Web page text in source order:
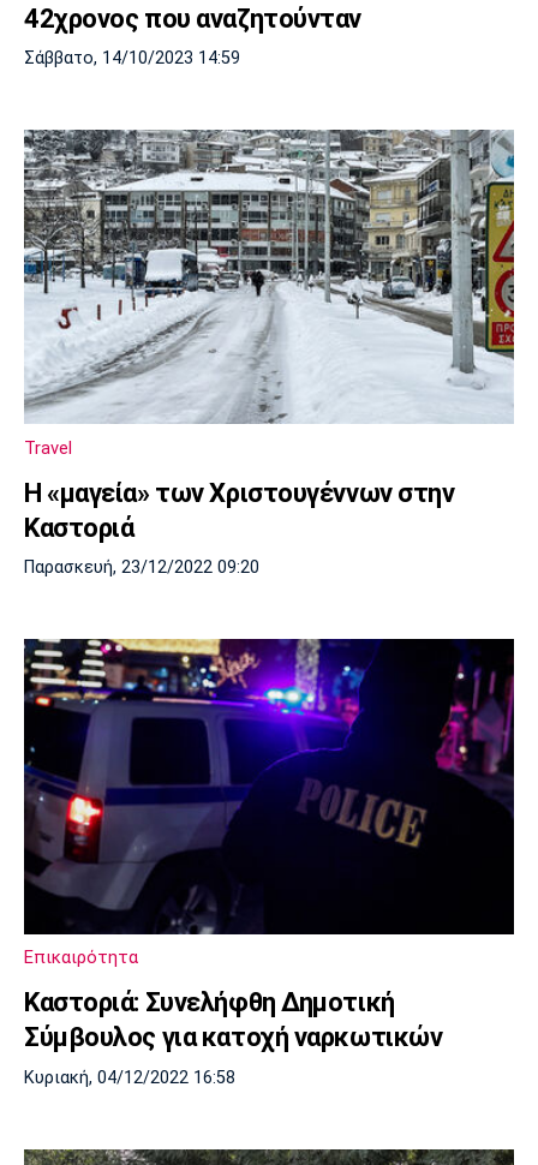
42χρονος που αναζητούνταν
Σάββατο, 14/10/2023 14:59
Travel
Η «μαγεία» των Χριστουγέννων στην
Καστοριά
Παρασκευή, 23/12/2022 09:20
Επικαιρότητα
Καστοριά: Συνελήφθη Δημοτική
Σύμβουλος για κατοχή ναρκωτικών
Κυριακή, 04/12/2022 16:58